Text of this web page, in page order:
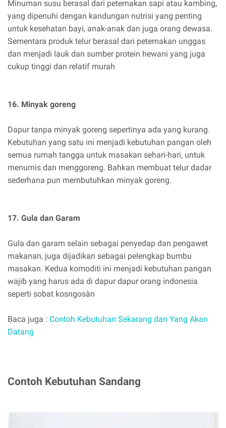
Minuman susu berasal dari peternakan sapi atau kambing,
yang dipenuhi dengan kandungan nutrisi yang penting
untuk kesehatan bayi, anak-anak dan juga orang dewasa.
Sementara produk telur berasal dari peternakan unggas
dan menjadi lauk dan sumber protein hewani yang juga
cukup tinggi dan relatif murah
16. Minyak goreng
Dapur tanpa minyak goreng sepertinya ada yang kurang.
Kebutuhan yang satu ini menjadi kebutuhan pangan oleh
semua rumah tangga untuk masakan sehari-hari, untuk
menumis dan menggoreng. Bahkan membuat telur dadar
sederhana pun membutuhkan minyak goreng.
17. Gula dan Garam
Gula dan garam selain sebagai penyedap dan pengawet
makanan, juga dijadikan sebagai pelengkap bumbu
masakan. Kedua komoditi ini menjadi kebutuhan pangan
wajib yang harus ada di dapur dapur orang indonesia
seperti sobat kosngosàn
Baca juga : Contoh Kebutuhan Sekarang dan Yang Akan
Datang
Contoh Kebutuhan Sandang